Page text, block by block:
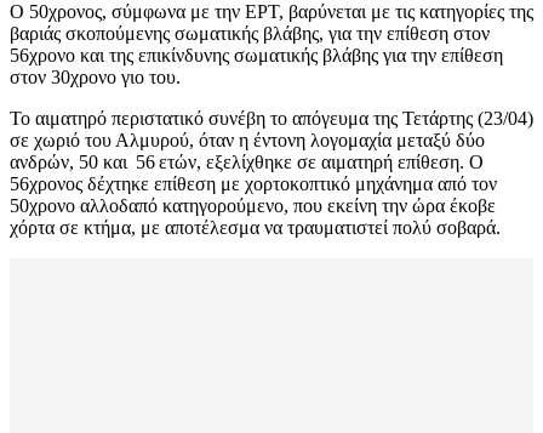
Ο 50χρονος, σύμφωνα με την ΕΡΤ, βαρύνεται με τις κατηγορίες της
βαριάς σκοπούμενης σωματικής βλάβης, για την επίθεση στον
56χρονο και της επικίνδυνης σωματικής βλάβης για την επίθεση
στον 30χρονο γιο του.
Το αιματηρό περιστατικό συνέβη το απόγευμα της Τετάρτης (23/04)
σε χωριό του Αλμυρού, όταν η έντονη λογομαχία μεταξύ δύο
ανδρών, 50 και 56 ετών, εξελίχθηκε σε αιματηρή επίθεση. Ο
56χρονος δέχτηκε επίθεση με χορτοκοπτικό μηχάνημα από τον
50χρονο αλλοδαπό κατηγορούμενο, που εκείνη την ώρα έκοβε
χόρτα σε κτήμα, με αποτέλεσμα να τραυματιστεί πολύ σοβαρά.